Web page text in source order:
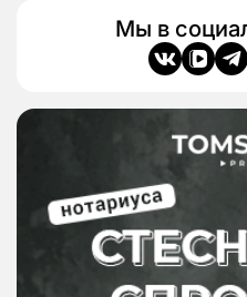
Мы в